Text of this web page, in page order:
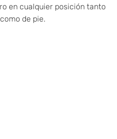
en cualquier posición tanto
de pie.